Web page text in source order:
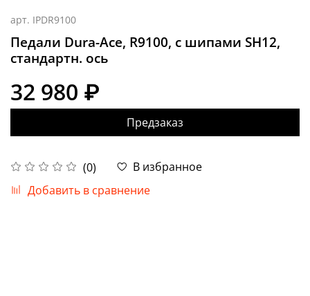
арт. IPDR9100
Педали Dura-Ace, R9100, с шипами SH12,
стандартн. ось
(0)
В избранное
Добавить в сравнение
32 980 ₽
Предзаказ